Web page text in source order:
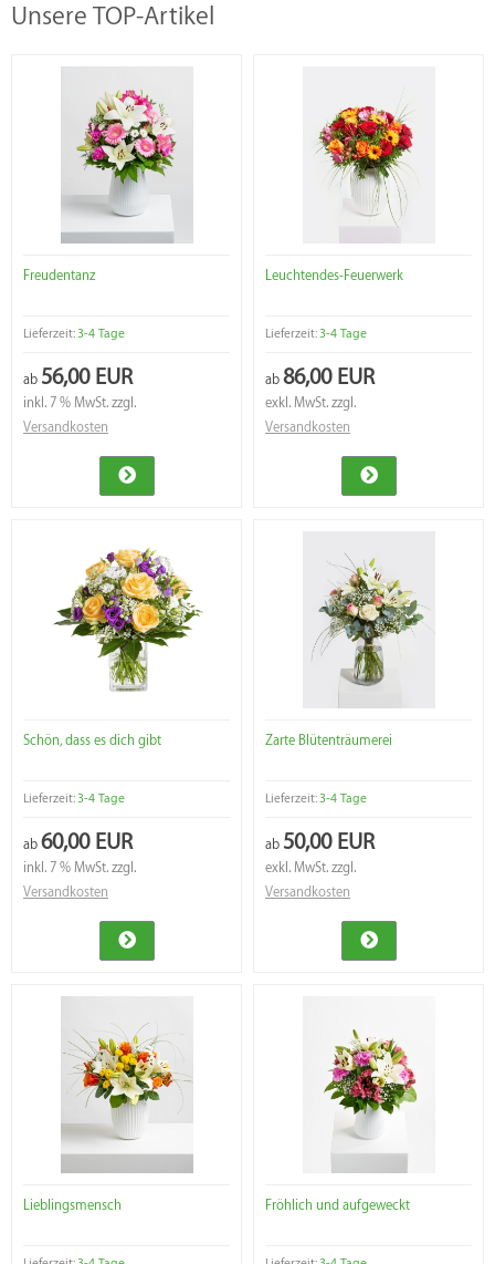
Unsere TOP-Artikel
Freudentanz
Lieferzeit:3-4 Tage
ab 56,00 EUR
inkl. 7 % MwSt. zzgl.
Versandkosten
Leuchtendes-Feuerwerk
Lieferzeit:3-4 Tage
ab 86,00 EUR
exkl. MwSt. zzgl.
Versandkosten
Schön, dass es dich gibt
Lieferzeit:3-4 Tage
ab 60,00 EUR
inkl. 7 % MwSt. zzgl.
Versandkosten
Zarte Blütenträumerei
Lieferzeit:3-4 Tage
ab 50,00 EUR
exkl. MwSt. zzgl.
Versandkosten
Lieblingsmensch Fröhlich und aufgeweckt